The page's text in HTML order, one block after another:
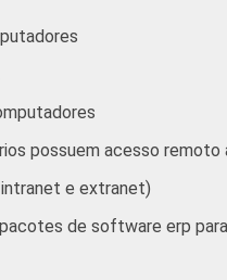
possuem acesso
e extranet)
de software erp